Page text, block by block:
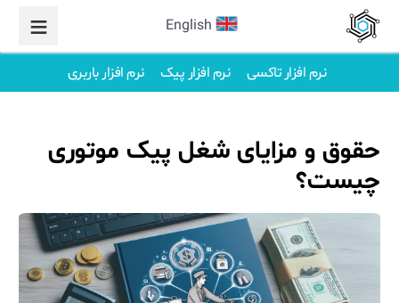
English
نرم افزار تاکسی نرم افزار پیک نرم افزار باربری
حقوق و مزایای شغل پیک موتوری
چیست؟